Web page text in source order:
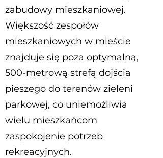
zabudowy mieszkaniowej.
Większość zespołów
mieszkaniowych w mieście
znajduje się poza optymalną,
500-metrową strefą dojścia
pieszego do terenów zieleni
parkowej, co uniemożliwia
wielu mieszkańcom
zaspokojenie potrzeb
rekreacyjnych.